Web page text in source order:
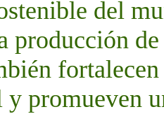
del
producción
y promueven